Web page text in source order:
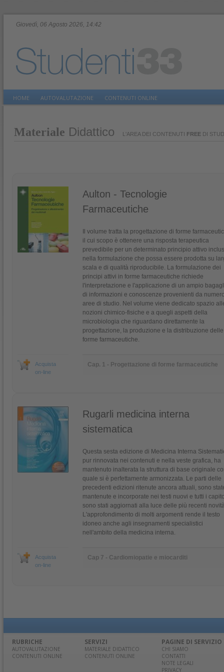
Giovedì, 06 Agosto 2026, 14:42
HOME AUTOVALUTAZIONE CONTENUTI ONLINE
Materiale Didattico L'AREA DEI CONTENUTI FREE DI
Aulton - Tecnologie
Farmaceutiche
Il volume tratta la progettazione di forme
il cui scopo è ottenere una risposta terapeutica
prevedibile per un determinato principio attivo
nella formulazione che possa essere prodotta su
scala e di qualità riproducibile. La formulazione dei
principi attivi in forme farmaceutiche richiede
l'interpretazione e l'applicazione di un ampio
di informazioni e conoscenze provenienti da
aree di studio. Nel volume viene dedicato spazio
nozioni chimico-fisiche e a quegli aspetti della
microbiologia che riguardano direttamente la
progettazione, la produzione e la distribuzione delle
forme farmaceutiche.
Acquista
on-line
Cap. 1 - Progettazione di forme farmaceutiche
Rugarli medicina interna
sistematica
Questa sesta edizione di Medicina Interna
pur rinnovata nei contenuti e nella veste grafica, ha
mantenuto inalterata la struttura di base originale
quale si è perfettamente armonizzata. Le parti delle
precedenti edizioni ritenute ancora attuali, sono
mantenute e incorporate nei testi nuovi e tutti i
sono stati aggiornati alla luce delle più recenti
L'approfondimento di molti argomenti rende il testo
idoneo anche agli insegnamenti specialistici
nell'ambito della medicina interna.
Acquista
on-line
Cap 7 - Cardiomiopatie e miocarditi
RUBRICHE
AUTOVALUTAZIONE
CONTENUTI ONLINE
SERVIZI
MATERIALE DIDATTICO
CONTENUTI ONLINE
PAGINE DI SERVIZIO
CHI SIAMO
CONTATTI
NOTE LEGALI
PRIVACY